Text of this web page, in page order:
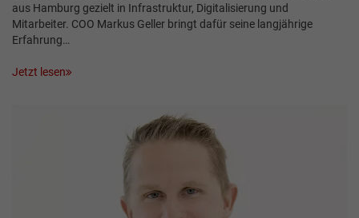
aus Hamburg gezielt in Infrastruktur, Digitalisierung und
Mitarbeiter. COO Markus Geller bringt dafür seine langjährige
Erfahrung…
Jetzt lesen